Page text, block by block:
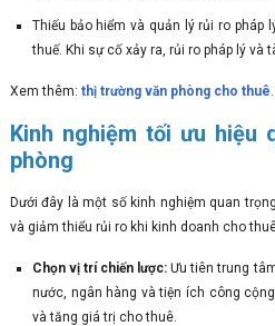
Thiếu bảo hiểm và quản lý rủi ro pháp
thuế. Khi sự cố xảy ra, rủi ro pháp lý và
Xem thêm: thị trường văn phòng cho thuê.
Kinh nghiệm tối ưu hiệu
phòng
Dưới đây là một số kinh nghiệm quan
và giảm thiểu rủi ro khi kinh doanh cho
Chọn vị trí chiến lược: Ưu tiên trung
nước, ngân hàng và tiện ích công
và tăng giá trị cho thuê.